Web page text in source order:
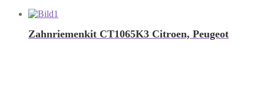
Zahnriemenkit CT1065K3 Citroen, Peugeot